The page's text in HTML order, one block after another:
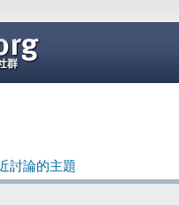
討論的主題